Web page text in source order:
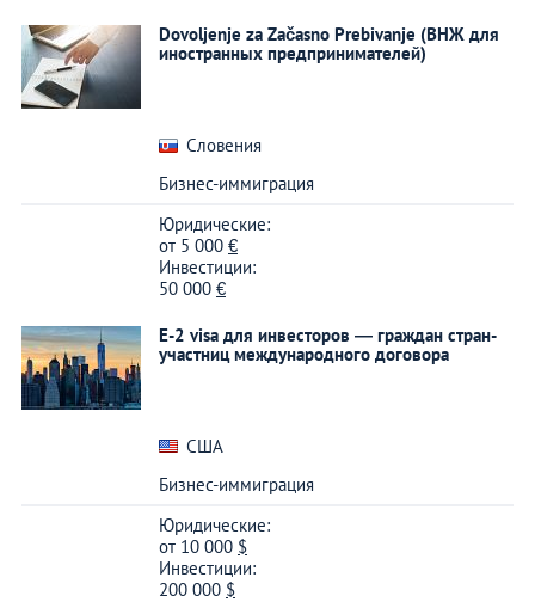
Dovoljenje za Začasno Prebivanje (ВНЖ для
иностранных предпринимателей)
Словения
Бизнес-иммиграция
Юридические:
от 5 000 €
Инвестиции:
50 000 €
E-2 visa для инвесторов — граждан стран-
участниц международного договора
США
Бизнес-иммиграция
Юридические:
от 10 000 $
Инвестиции:
200 000 $